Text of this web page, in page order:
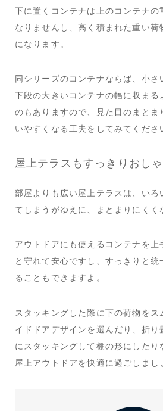
下に置くコンテナは上のコンテナ
なりませんし、高く積まれた重い
になります。
同シリーズのコンテナならば、小
下段の大きいコンテナの幅に収まる
のもありますので、見た目のまとま
いやすくなる工夫をしてみてくださ
屋上テラスもすっきりおし
部屋よりも広い屋上テラスは、いろ
てしまうがゆえに、まとまりにくく
アウトドアにも使えるコンテナを上
と守れて安心ですし、すっきりと
ることもできますよ。
スタッキングした際に下の荷物を
イドドアデザインを選んだり、折り
にスタッキングして棚の形にした
屋上アウトドアを快適に過ごしまし